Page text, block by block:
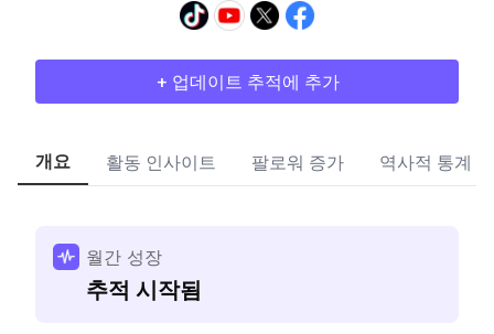
+ 업데이트 추적에 추가
개요 활동 인사이트 팔로워 증가 역사적 통계
월간 성장
추적 시작됨